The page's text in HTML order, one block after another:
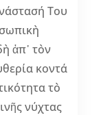
Του
ἀπ᾽ τὸν
κοντά
τὸ
νύχτας